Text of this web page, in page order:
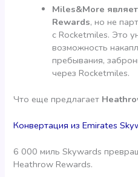
Miles&More
Rewards, но не
с Rocketmiles. Это
возможность
пребывания,
через Rocketmiles.
Что еще предлагает
Конвертация из Emirates
6 000 миль Skywards
Heathrow Rewards.